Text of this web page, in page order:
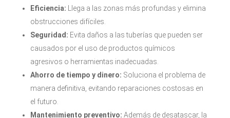
Eficiencia: Llega a las zonas más profundas y elimina
obstrucciones difíciles.
Seguridad: Evita daños a las tuberías que pueden ser
causados por el uso de productos químicos
agresivos o herramientas inadecuadas.
Ahorro de tiempo y dinero: Soluciona el problema de
manera definitiva, evitando reparaciones costosas en
el futuro.
Mantenimiento preventivo: Además de desatascar, la